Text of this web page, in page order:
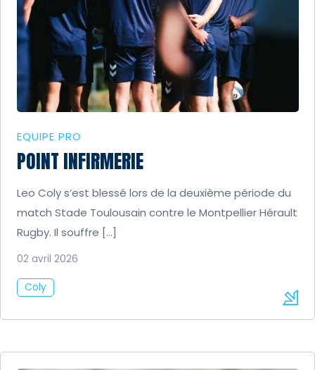
EQUIPE PRO
POINT INFIRMERIE
Leo Coly s’est blessé lors de la deuxième période du
match Stade Toulousain contre le Montpellier Hérault
Rugby. Il souffre […]
02 avril 2026
Coly